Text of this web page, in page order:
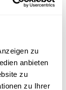
zu
anbieten
zu
zu Ihrer